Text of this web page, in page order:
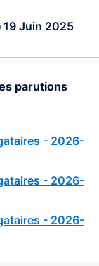
19 Juin 2025
parutions
- 2026-
- 2026-
- 2026-